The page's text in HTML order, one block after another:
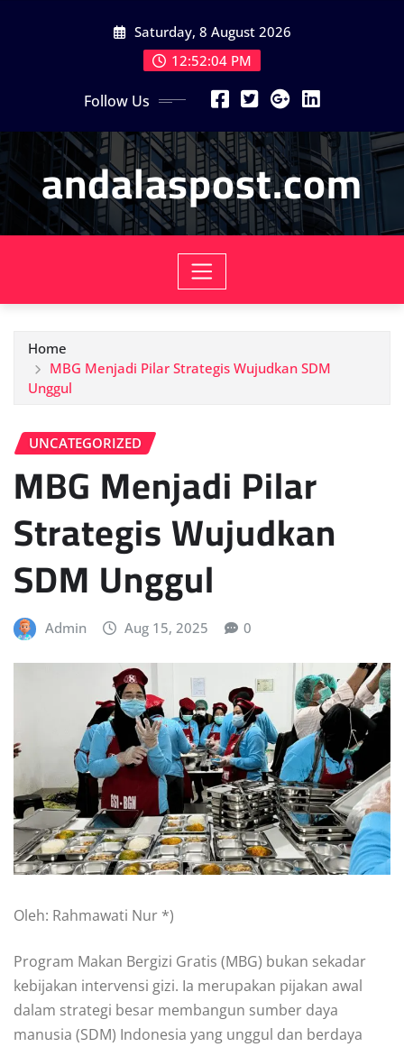
Saturday, 8 August 2026
12:52:06 PM
Follow Us
andalaspost.com
Home
MBG Menjadi Pilar Strategis Wujudkan SDM
Unggul
UNCATEGORIZED
MBG Menjadi Pilar
Strategis Wujudkan
SDM Unggul
Admin Aug 15, 2025 0
Oleh: Rahmawati Nur *)
Program Makan Bergizi Gratis (MBG) bukan sekadar
kebijakan intervensi gizi. Ia merupakan pijakan awal
dalam strategi besar membangun sumber daya
manusia (SDM) Indonesia yang unggul dan berdaya